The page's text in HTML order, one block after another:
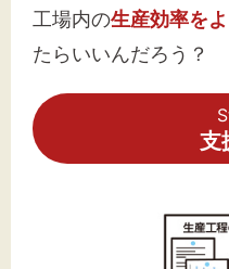
工場内の生産効率を
たらいいんだろう？
支